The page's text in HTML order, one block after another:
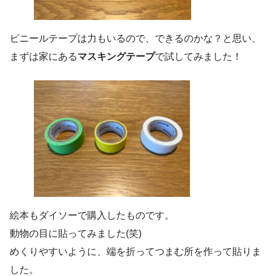
ビニールテープは力もいるので、できるのかな？と思い、
まずは家にあるマスキングテープで試してみました！
絵本もダイソーで購入したものです。
動物の目に貼ってみました(笑)
めくりやすいように、端を折ってつまむ所を作って貼りま
した。